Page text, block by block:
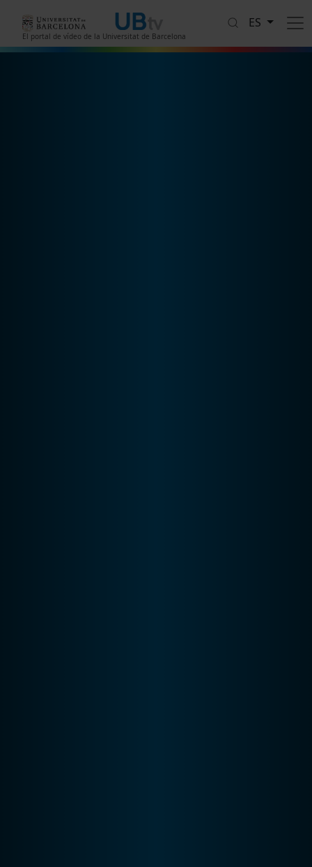
El portal de vídeo de la Universitat de Barcelona
ES